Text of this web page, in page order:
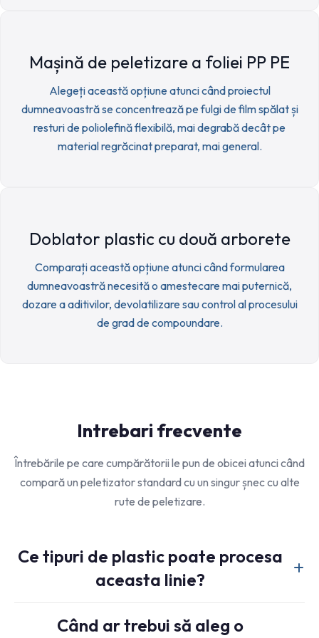
Mașină de peletizare a foliei PP PE
Alegeți această opțiune atunci când proiectul
dumneavoastră se concentrează pe fulgi de film spălat și
resturi de poliolefină flexibilă, mai degrabă decât pe
material regrăcinat preparat, mai general.
Doblator plastic cu două arborete
Comparați această opțiune atunci când formularea
dumneavoastră necesită o amestecare mai puternică,
dozare a aditivilor, devolatilizare sau control al procesului
de grad de compoundare.
Intrebari frecvente
Întrebările pe care cumpărătorii le pun de obicei atunci când
compară un peletizator standard cu un singur șnec cu alte
rute de peletizare.
Ce tipuri de plastic poate procesa
aceasta linie?
regrăsat preparat și materiale de film selectate care au
Când ar trebui să aleg o